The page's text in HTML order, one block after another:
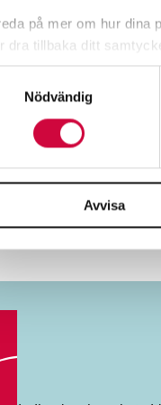
på mer om hur dina
dra tillbaka ditt
de sociala medier och
Nödvändig
Avvisa
roll med tanke på
arbete även i
grupperna.
– JHL är på din